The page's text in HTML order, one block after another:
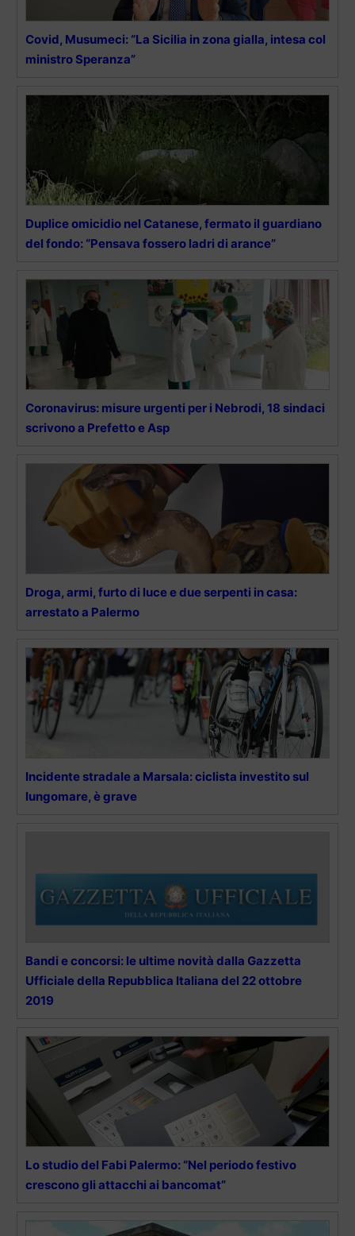
Covid, Musumeci: “La Sicilia in zona gialla, intesa col
ministro Speranza”
Duplice omicidio nel Catanese, fermato il guardiano
del fondo: “Pensava fossero ladri di arance”
Coronavirus: misure urgenti per i Nebrodi, 18 sindaci
scrivono a Prefetto e Asp
Droga, armi, furto di luce e due serpenti in casa:
arrestato a Palermo
Incidente stradale a Marsala: ciclista investito sul
lungomare, è grave
Bandi e concorsi: le ultime novità dalla Gazzetta
Ufficiale della Repubblica Italiana del 22 ottobre
2019
Lo studio del Fabi Palermo: “Nel periodo festivo
crescono gli attacchi ai bancomat”